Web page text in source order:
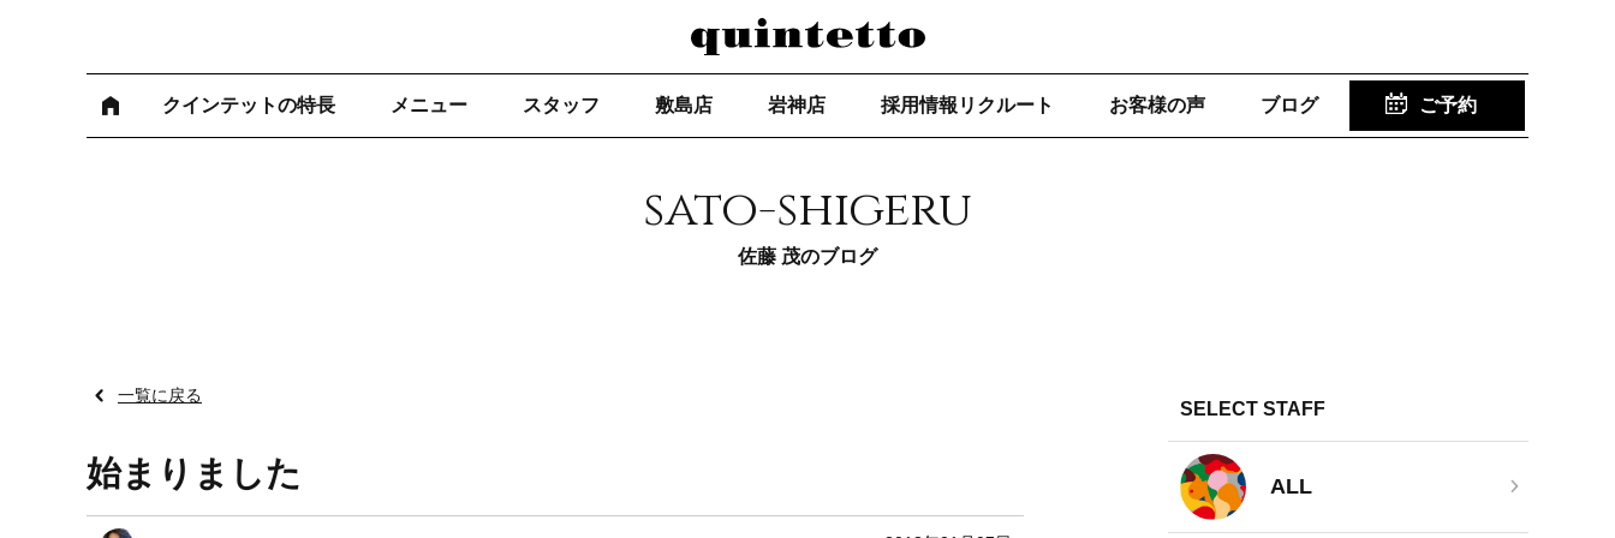
クインテットの特長 メニュー スタッフ 敷島店 岩神店 採用情報リクルート お客様の声 ブログ ご予約
sato-shigeru
佐藤 茂のブログ
一覧に戻る
始まりました
SELECT STAFF
ALL